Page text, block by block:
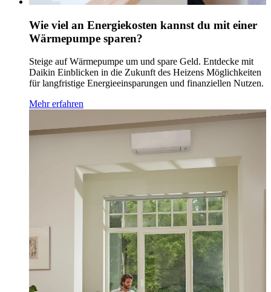
Wie viel an Energiekosten kannst du mit einer
Wärmepumpe sparen?
Steige auf Wärmepumpe um und spare Geld. Entdecke mit
Daikin Einblicken in die Zukunft des Heizens Möglichkeiten
für langfristige Energieeinsparungen und finanziellen Nutzen.
Mehr erfahren